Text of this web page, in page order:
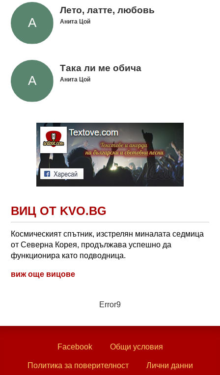
Лето, латте, любовь
Анита Цой
Така ли ме обича
Анита Цой
ВИЦ ОТ KVO.BG
Космическият спътник, изстрелян миналата седмица
от Северна Корея, продължава успешно да
функционира като подводница.
виж още вицове
Error9
Facebook Общи условия
Политика за поверителност Лични данни